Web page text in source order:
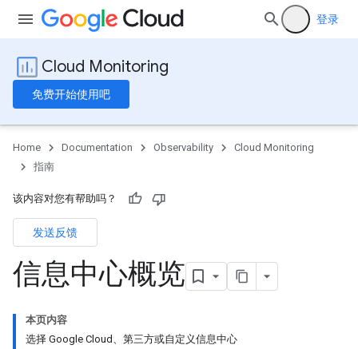
登录
Cloud Monitoring
免费开始使用吧
Home Documentation Observability
Cloud Monitoring
指南
该内容对您有帮助吗？
发送反馈
信息中心概览
本页内容
选择 Google Cloud、第三方或自定义信息中心